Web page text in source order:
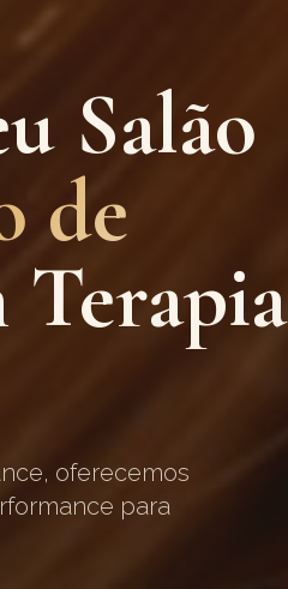
Salão
de
Terapia
oferecemos
para